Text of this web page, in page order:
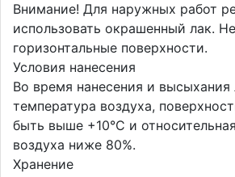
Внимание! Для наружных работ
использовать окрашенный лак.
горизонтальные поверхности.
Условия нанесения
Во время нанесения и высыхания
температура воздуха,
быть выше +10°С и
воздуха ниже 80%.
Хранение